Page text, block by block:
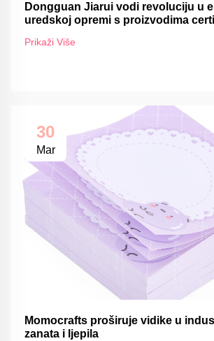
Dongguan Jiarui vodi revoluciju u
uredskoj opremi s proizvodima
Prikaži Više
30
Mar
Momocrafts proširuje vidike u
zanata i ljepila